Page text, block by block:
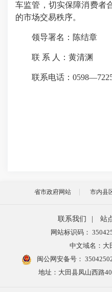
车监管，切实保障消费者
的市场交易秩序。
领导署名：陈结章
联 系 人：黄清渊
联系电话：
省市政府网站 市内县
联系我们 站
网站标识码：
中文域名：大
闽公网安备号：
地址：大田县凤山西路